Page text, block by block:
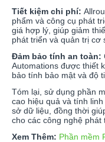
Tiết kiệm chi phí:
phẩm và công cụ phát
giá hợp lý, giúp giảm
phát triển và quản trị cơ
Đảm bảo tính an toàn:
Automations được thiết
bảo tính bảo mật và độ
Tóm lại, sử dụng phần
cao hiệu quả và tính
sở dữ liệu, đồng thời
cho các công nghệ phát
Xem Thêm: Phần mềm